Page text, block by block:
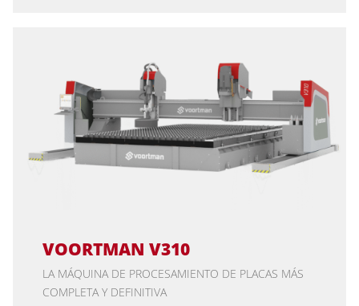
VOORTMAN V310
LA MÁQUINA DE PROCESAMIENTO DE PLACAS MÁS
COMPLETA Y DEFINITIVA